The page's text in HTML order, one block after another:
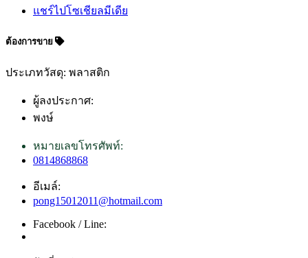
แชร์ไปโซเชียลมีเดีย
ต้องการขาย
ประเภทวัสดุ: พลาสติก
ผู้ลงประกาศ:
พงษ์
หมายเลขโทรศัพท์:
0814868868
อีเมล์:
pong15012011@hotmail.com
Facebook / Line: